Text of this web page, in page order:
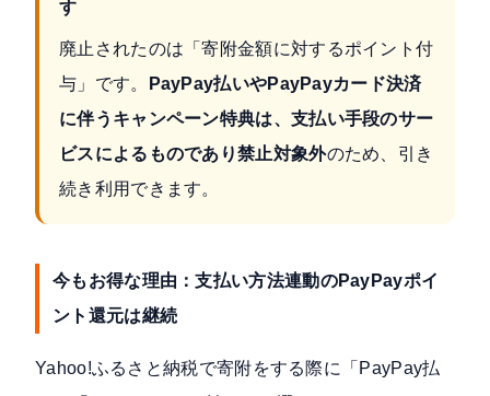
す
廃止されたのは「寄附金額に対するポイント付
与」です。
PayPay払いやPayPayカード決済
に伴うキャンペーン特典は、支払い手段のサー
ビスによるものであり禁止対象外のため、引き
続き利用できます。
今もお得な理由：支払い方法連動のPayPayポイ
ント還元は継続
Yahoo!ふるさと納税で寄附をする際に「PayPay払